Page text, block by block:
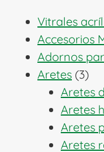
Vitrales
Accesorios
Adornos
Aretes 33
Aretes
Aretes
Aretes
Aretes